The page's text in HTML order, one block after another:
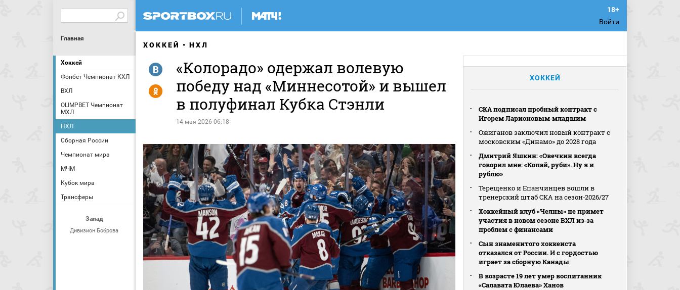
Войти
Главная
Хоккей
Фонбет Чемпионат КХЛ
ВХЛ
OLIMPBET Чемпионат
МХЛ
НХЛ
Сборная России
Чемпионат мира
МЧМ
Кубок мира
Трансферы
Запад
Дивизион Боброва
ХОККЕЙ НХЛ
«Колорадо» одержал волевую
победу над «Миннесотой» и вышел
в полуфинал Кубка Стэнли
14 мая 2026 06:18
R
Y
ХОККЕЙ
СКА подписал пробный контракт с
Игорем Ларионовым‑младшим
Ожиганов заключил новый контракт с
московским «Динамо» до 2028 года
Дмитрий Яшкин: «Овечкин всегда
говорил мне: «Копай, руби». Ну я и
рублю»
Терещенко и Епанчинцев вошли в
тренерский штаб СКА на сезон‑2026/27
Хоккейный клуб «Челны» не примет
участия в новом сезоне ВХЛ из‑за
проблем с финансами
Сын знаменитого хоккеиста
отказался от России. И с гордостью
играет за сборную Канады
В возрасте 19 лет умер воспитанник
«Салавата Юлаева» Ханов